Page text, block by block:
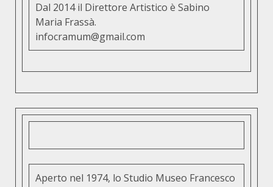
Dal 2014 il Direttore Artistico è Sabino
Maria Frassà.
infocramum@gmail.com
Aperto nel 1974, lo Studio Museo Francesco